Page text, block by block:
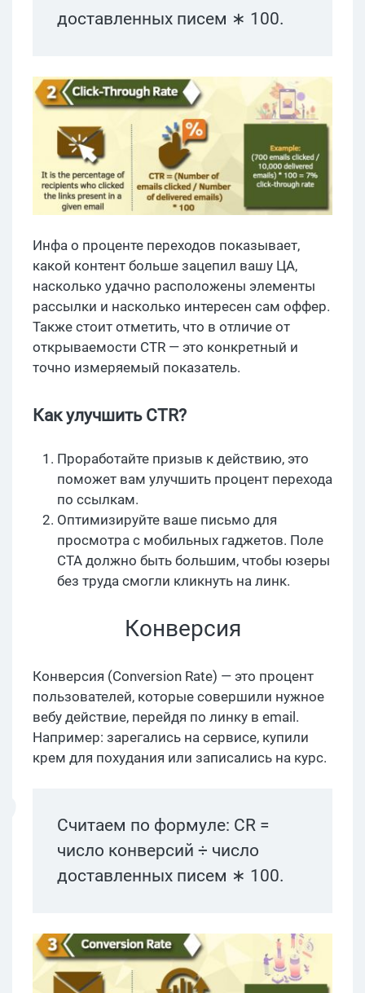
доставленных писем ∗ 100.
Инфа о проценте переходов показывает,
какой контент больше зацепил вашу ЦА,
насколько удачно расположены элементы
рассылки и насколько интересен сам оффер.
Также стоит отметить, что в отличие от
открываемости CTR — это конкретный и
точно измеряемый показатель.
Как улучшить CTR?
Проработайте призыв к действию, это
поможет вам улучшить процент перехода
по ссылкам.
Оптимизируйте ваше письмо для
просмотра с мобильных гаджетов. Поле
СТА должно быть большим, чтобы юзеры
без труда смогли кликнуть на линк.
Конверсия
Конверсия (Conversion Rate) — это процент
пользователей, которые совершили нужное
вебу действие, перейдя по линку в email.
Например: зарегались на сервисе, купили
крем для похудания или записались на курс.
Считаем по формуле: CR =
число конверсий ÷ число
доставленных писем ∗ 100.